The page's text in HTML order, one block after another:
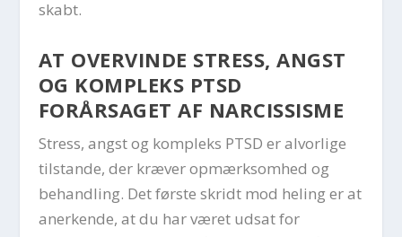
skabt.
AT OVERVINDE STRESS, ANGST
OG KOMPLEKS PTSD
FORÅRSAGET AF NARCISSISME
Stress, angst og kompleks PTSD er alvorlige
tilstande, der kræver opmærksomhed og
behandling. Det første skridt mod heling er at
anerkende, at du har været udsat for